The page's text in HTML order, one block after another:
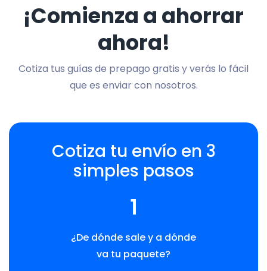
¡Comienza a ahorrar
ahora!
Cotiza tus guías de prepago gratis y verás lo fácil
que es enviar con nosotros.
Cotiza tu envío en 3
simples pasos
1
¿De dónde sale y a dónde
va tu paquete?